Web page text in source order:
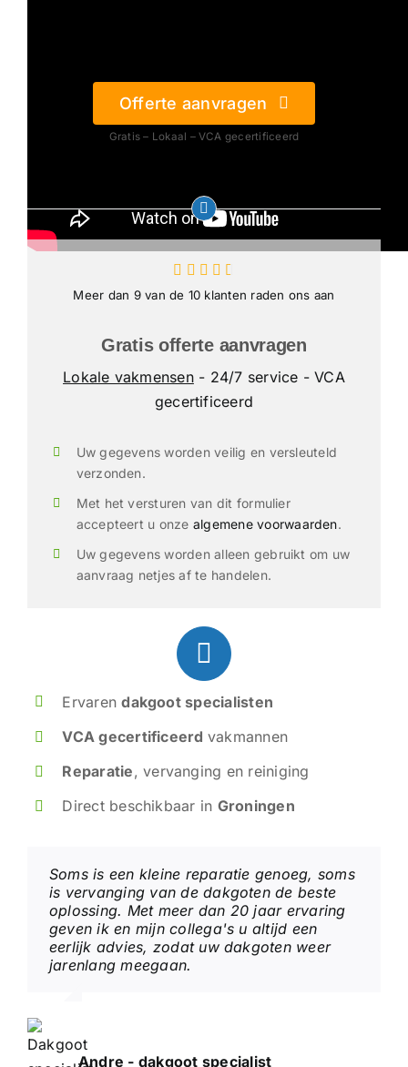
Offerte aanvragen
Gratis – Lokaal – VCA gecertificeerd
Meer dan 9 van de 10 klanten raden ons aan
Gratis offerte aanvragen
Lokale vakmensen- 24/7 service - VCA
gecertificeerd
Uw gegevens worden veilig en versleuteld
verzonden.
Met het versturen van dit formulier
accepteert u onze algemene voorwaarden.
Uw gegevens worden alleen gebruikt om uw
aanvraag netjes af te handelen.
Ervarendakgoot specialisten
VCA gecertificeerd vakmannen
Reparatie, vervanging en reiniging
Direct beschikbaar in Groningen
Soms is een kleine reparatie genoeg, soms
is vervanging van de dakgoten de beste
oplossing. Met meer dan 20 jaar ervaring
geven ik en mijn collega's u altijd een
eerlijk advies, zodat uw dakgoten weer
jarenlang meegaan.
Andre - dakgoot specialist